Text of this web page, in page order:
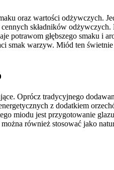
oraz wartości odżywczych.
składników
głębszego smaku i
warzyw. Miód ten
Oprócz tradycyjnego
z dodatkiem
miodu jest przygotowanie
również stosować jako